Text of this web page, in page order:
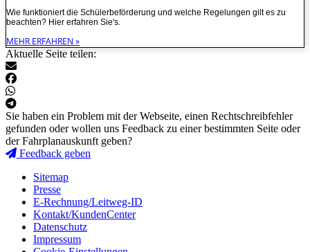
Wie funktioniert die Schülerbeförderung und welche Regelungen gilt es zu
beachten? Hier erfahren Sie's.
MEHR ERFAHREN »
Aktuelle Seite teilen:
Sie haben ein Problem mit der Webseite, einen Rechtschreibfehler
gefunden oder wollen uns Feedback zu einer bestimmten Seite oder
der Fahrplanauskunft geben?
Feedback geben
Sitemap
Presse
E-Rechnung/Leitweg-ID
Kontakt/KundenCenter
Datenschutz
Impressum